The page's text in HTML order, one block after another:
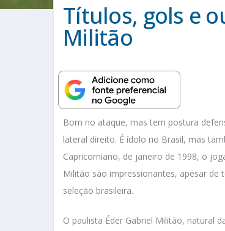
Títulos, gols e
Militão
Bom no ataque, mas tem postura
lateral direito. É ídolo no Brasil, mas
Capricorniano, de janeiro de 1998, o
Militão são impressionantes, apesar
seleção brasileira.
O paulista Éder Gabriel Militão, natural